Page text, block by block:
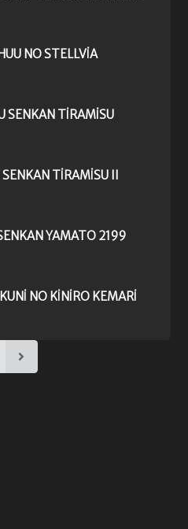
NO STELLVIA
SENKAN TIRAMISU
TIRAMISU II
YAMATO 2199
NO KINIRO KEMARI